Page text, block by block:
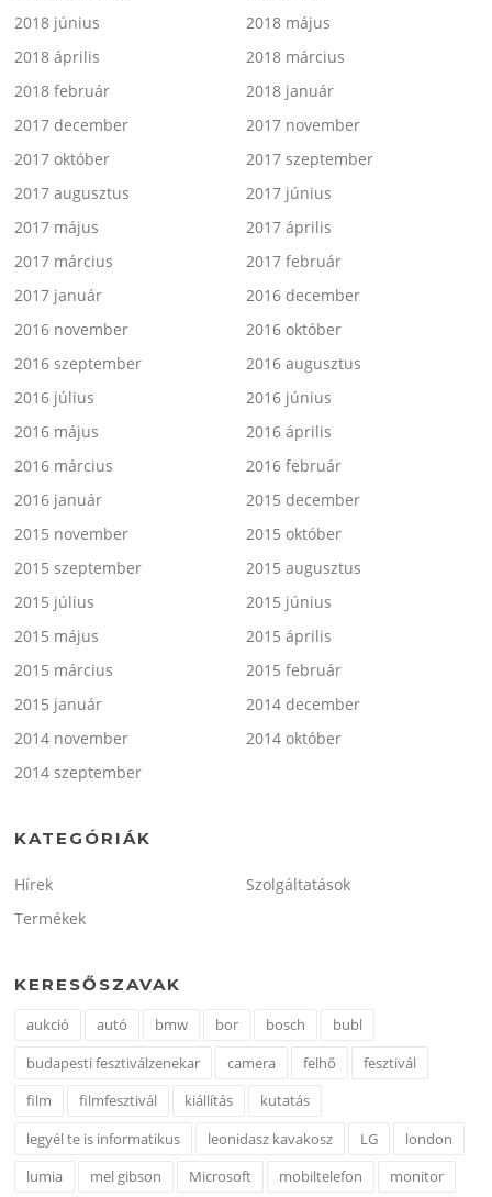
2018 június
2018 május
2018 április
2018 március
2018 február
2018 január
2017 december
2017 november
2017 október
2017 szeptember
2017 augusztus
2017 június
2017 május
2017 április
2017 március
2017 február
2017 január
2016 december
2016 november
2016 október
2016 szeptember
2016 augusztus
2016 július
2016 június
2016 május
2016 április
2016 március
2016 február
2016 január
2015 december
2015 november
2015 október
2015 szeptember
2015 augusztus
2015 július
2015 június
2015 május
2015 április
2015 március
2015 február
2015 január
2014 december
2014 november
2014 október
2014 szeptember
KATEGÓRIÁK
Hírek
Szolgáltatások
Termékek
KERESŐSZAVAK
aukció autó bmw bor bosch
bubl
budapesti fesztiválzenekar
camera felhő
fesztivál
film
filmfesztivál kiállítás
kutatás
legyél te is informatikus
leonidasz kavakosz LG
london
lumia
mel gibson Microsoft mobiltelefon monitor